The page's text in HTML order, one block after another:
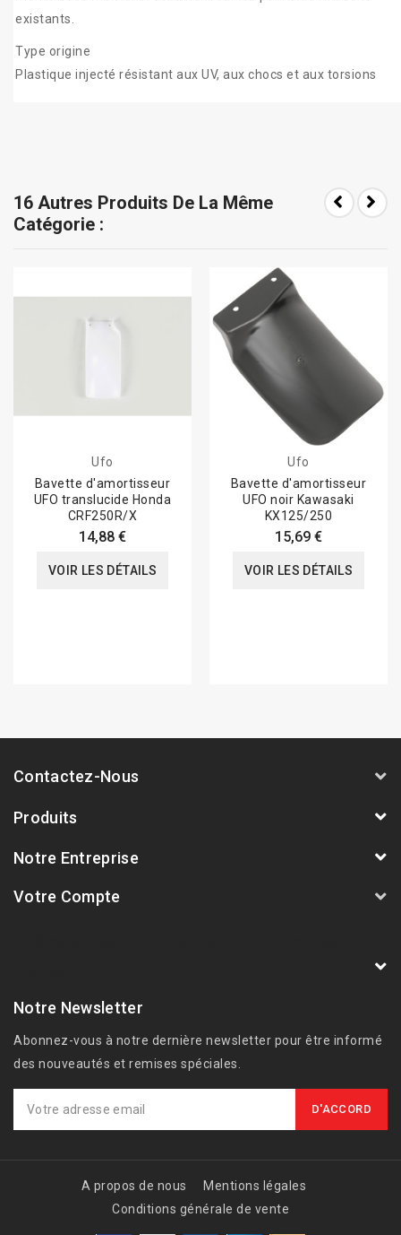
existants.
Type origine
Plastique injecté résistant aux UV, aux chocs et aux torsions
16 Autres Produits De La Même
Catégorie :
Ufo
Bavette d'amortisseur
UFO translucide Honda
CRF250R/X
14,88 €
VOIR LES DÉTAILS
Ufo
Bavette d'amortisseur
UFO noir Kawasaki
KX125/250
15,69 €
VOIR LES DÉTAILS
Contactez-Nous
Produits
Notre Entreprise
Votre Compte
Notre Newsletter
Abonnez-vous à notre dernière newsletter pour être informé
des nouveautés et remises spéciales.
A propos de nous
Mentions légales
Conditions générale de vente